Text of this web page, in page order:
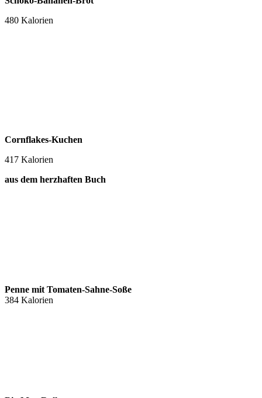
480 Kalorien
Cornflakes-Kuchen
417 Kalorien
aus dem herzhaften Buch
Penne mit Tomaten-Sahne-Soße
384 Kalorien